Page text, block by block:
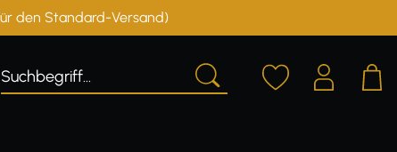
den Standard-Versand)